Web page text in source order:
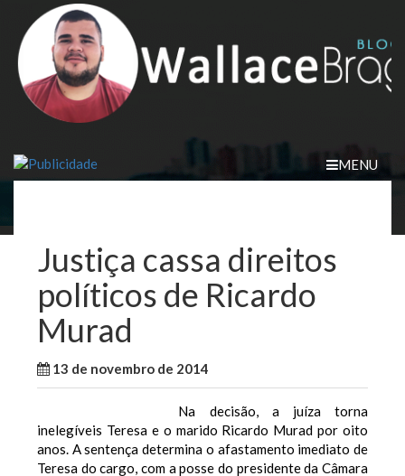
content
MENU
Justiça cassa direitos
políticos de Ricardo
Murad
13 de novembro de 2014
Na decisão, a juíza torna
inelegíveis Teresa e o marido Ricardo Murad por oito
anos. A sentença determina o afastamento imediato de
Teresa do cargo, com a posse do presidente da Câmara